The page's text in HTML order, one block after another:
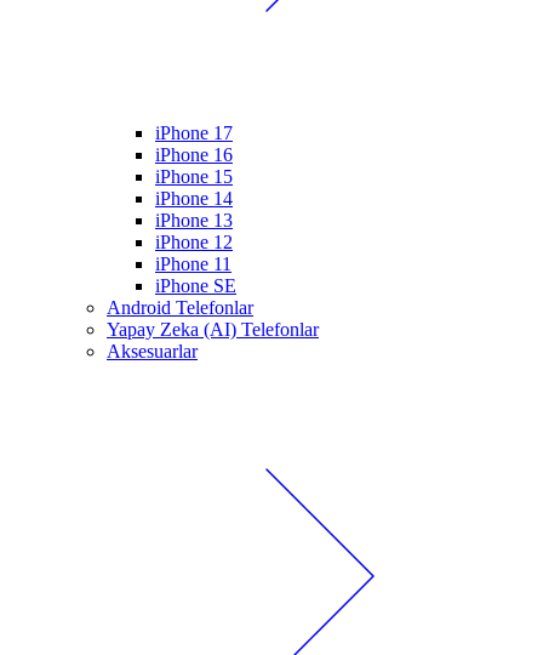
iPhone 17
iPhone 16
iPhone 15
iPhone 14
iPhone 13
iPhone 12
iPhone 11
iPhone SE
Android Telefonlar
Yapay Zeka (AI) Telefonlar
Aksesuarlar